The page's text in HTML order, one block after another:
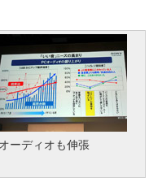
ーディオも伸張